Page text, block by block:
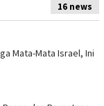
16 news
Mata-Mata Israel, Ini